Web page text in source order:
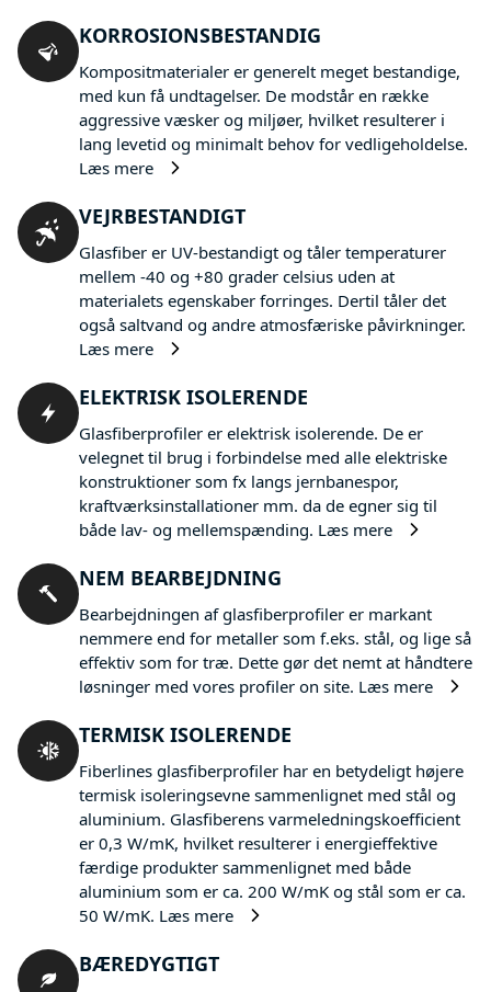
KORROSIONSBESTANDIG
Kompositmaterialer er generelt meget bestandige,
med kun få undtagelser. De modstår en række
aggressive væsker og miljøer, hvilket resulterer i
lang levetid og minimalt behov for vedligeholdelse.
Læs mere
VEJRBESTANDIGT
Glasfiber er UV-bestandigt og tåler temperaturer
mellem -40 og +80 grader celsius uden at
materialets egenskaber forringes. Dertil tåler det
også saltvand og andre atmosfæriske påvirkninger.
Læs mere
ELEKTRISK ISOLERENDE
Glasfiberprofiler er elektrisk isolerende. De er
velegnet til brug i forbindelse med alle elektriske
konstruktioner som fx langs jernbanespor,
kraftværksinstallationer mm. da de egner sig til
både lav- og mellemspænding. Læs mere
NEM BEARBEJDNING
Bearbejdningen af glasfiberprofiler er markant
nemmere end for metaller som f.eks. stål, og lige så
effektiv som for træ. Dette gør det nemt at håndtere
løsninger med vores profiler on site. Læs mere
TERMISK ISOLERENDE
Fiberlines glasfiberprofiler har en betydeligt højere
termisk isoleringsevne sammenlignet med stål og
aluminium. Glasfiberens varmeledningskoefficient
er 0,3 W/mK, hvilket resulterer i energieffektive
færdige produkter sammenlignet med både
aluminium som er ca. 200 W/mK og stål som er ca.
50 W/mK. Læs mere
BÆREDYGTIGT